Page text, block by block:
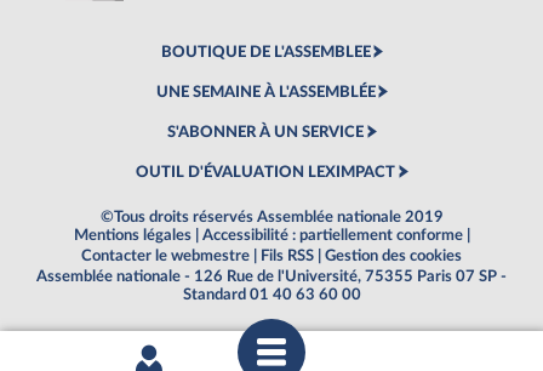
BOUTIQUE DE L'ASSEMBLEE
UNE SEMAINE À L'ASSEMBLÉE
S'ABONNER À UN SERVICE
OUTIL D'ÉVALUATION LEXIMPACT
©Tous droits réservés Assemblée nationale 2019
Mentions légales
Accessibilité : partiellement conforme
Contacter le webmestre
Fils RSS
Gestion des cookies
Assemblée nationale - 126 Rue de l'Université, 75355 Paris 07 SP -
Standard 01 40 63 60 00